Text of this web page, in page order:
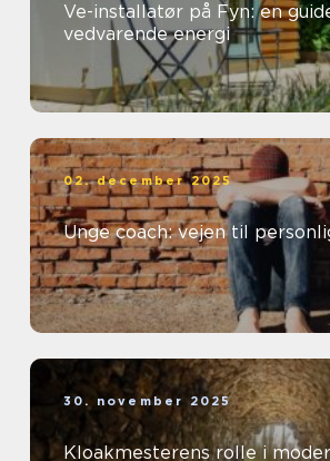
Ve-installatør på Fyn: en
vedvarende energi
02. december 2025
Unge coach: vejen til
30. november 2025
Kloakmesterens rolle i